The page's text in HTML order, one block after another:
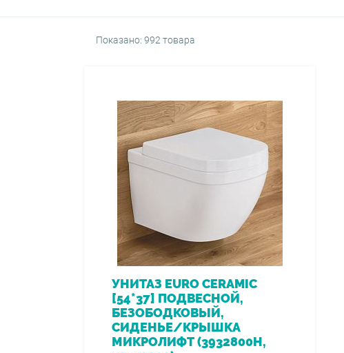
Показано: 992 товара
УНИТАЗ EURO CERAMIC
[54*37] ПОДВЕСНОЙ,
БЕЗОБОДКОВЫЙ,
СИДЕНЬЕ/КРЫШКА
МИКРОЛИФТ (3932800H,